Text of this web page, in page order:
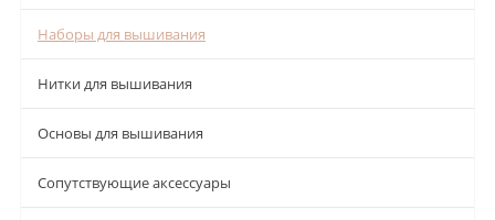
Наборы для вышивания
Нитки для вышивания
Основы для вышивания
Сопутствующие аксессуары